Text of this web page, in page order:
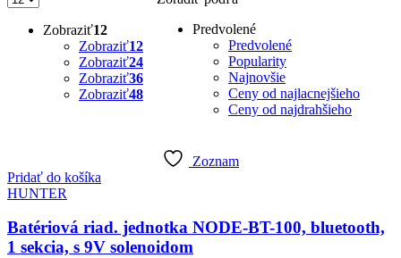
Predvolené
Predvolené
Popularity
Najnovšie
Ceny od najlacnejšieho
Ceny od najdrahšieho
Zobraziť12
Zobraziť12
Zobraziť24
Zobraziť36
Zobraziť48
Zoznam
Pridať do košíka
HUNTER
Batériová riad. jednotka NODE-BT-100, bluetooth,
1 sekcia, s 9V solenoidom